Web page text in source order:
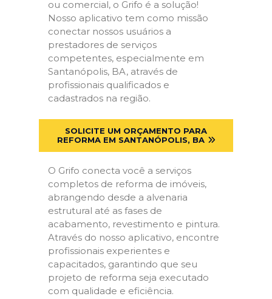
ou comercial, o Grifo é a solução!
Nosso aplicativo tem como missão
conectar nossos usuários a
prestadores de serviços
competentes, especialmente em
Santanópolis, BA, através de
profissionais qualificados e
cadastrados na região.
SOLICITE UM ORÇAMENTO PARA
REFORMA EM SANTANÓPOLIS, BA
O Grifo conecta você a serviços
completos de reforma de imóveis,
abrangendo desde a alvenaria
estrutural até as fases de
acabamento, revestimento e pintura.
Através do nosso aplicativo, encontre
profissionais experientes e
capacitados, garantindo que seu
projeto de reforma seja executado
com qualidade e eficiência.